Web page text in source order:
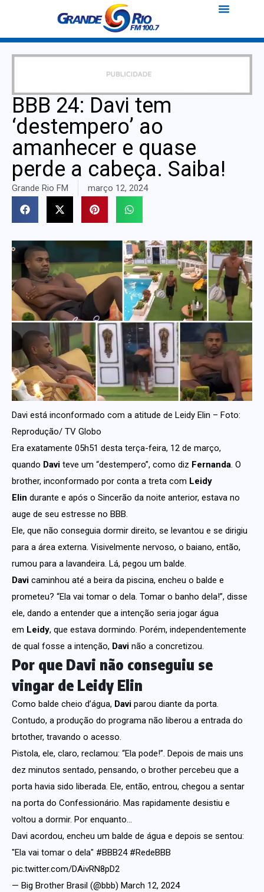
BBB 24: Davi tem
‘destempero’ ao
amanhecer e quase
perde a cabeça. Saiba!
Grande Rio FM março 12, 2024
Davi está inconformado com a atitude de Leidy Elin – Foto:
Reprodução/ TV Globo
Era exatamente 05h51 desta terça-feira, 12 de março,
quando Davi teve um “destempero”, como diz Fernanda. O
brother, inconformado por conta a treta com Leidy
Elin durante e após o Sincerão da noite anterior, estava no
auge de seu estresse no BBB.
Ele, que não conseguia dormir direito, se levantou e se dirigiu
para a área externa. Visivelmente nervoso, o baiano, então,
rumou para a lavandeira. Lá, pegou um balde.
Davi caminhou até a beira da piscina, encheu o balde e
prometeu? “Ela vai tomar o dela. Tomar o banho dela!”, disse
ele, dando a entender que a intenção seria jogar água
em Leidy, que estava dormindo. Porém, independentemente
de qual fosse a intenção, Davi não a concretizou.
Por que Davi não conseguiu se
vingar de Leidy Elin
Como balde cheio d’água, Davi parou diante da porta.
Contudo, a produção do programa não liberou a entrada do
brtother, travando o acesso.
Pistola, ele, claro, reclamou: “Ela pode!”. Depois de mais uns
dez minutos sentado, pensando, o brother percebeu que a
porta havia sido liberada. Ele, então, entrou, chegou a sentar
na porta do Confessionário. Mas rapidamente desistiu e
voltou a dormir. Por enquanto…
Davi acordou, encheu um balde de água e depois se sentou:
"Ela vai tomar o dela" #BBB24 #RedeBBB
pic.twitter.com/DAivRN8pD2
— Big Brother Brasil (@bbb) March 12, 2024